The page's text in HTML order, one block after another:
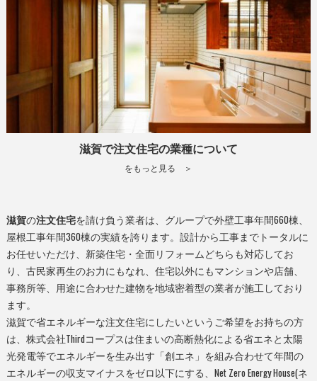
滋賀で注文住宅の業種について
をもっと見る ＞
滋賀の注文住宅を請け負う業者は、グループで外壁工事年間660棟、
屋根工事年間360棟の実績を誇ります。設計から工事までトータルに
お任せいただけ、新築住宅・全面リフォームどちらも対応してお
り、古民家再生のお力にもなれ、住宅以外にもマンションや店舗、
事務所等、用途に合わせた建物を地域密着型の業者が施工しており
ます。
滋賀で省エネルギーな注文住宅にしたいというご希望をお持ちの方
は、株式会社Thirdコープスは住まいの高断熱化による省エネと太陽
光発電等でエネルギーを生み出す「創エネ」を組み合わせて年間の
エネルギーの収支マイナスをゼロ以下にする、Net Zero Energy House(ネ